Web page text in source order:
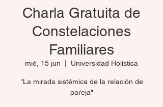
Charla Gratuita de
Constelaciones
Familiares
mié, 15 jun Universidad Holística
"La mirada sistémica de la relación de
pareja"